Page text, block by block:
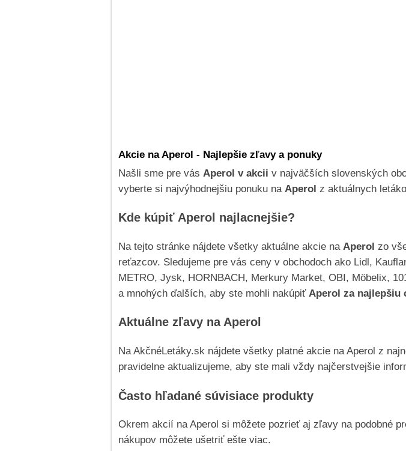
Akcie na Aperol - Najlepšie zľavy a ponuky
Našli sme pre vás Aperol v akcii v najväčších slovenských
vyberte si najvýhodnejšiu ponuku na Aperol z aktuálnych
Kde kúpiť Aperol najlacnejšie?
Na tejto stránke nájdete všetky aktuálne akcie na Aperol zo
reťazcov. Sledujeme pre vás ceny v obchodoch ako Lidl,
METRO, Jysk, HORNBACH, Merkury Market, OBI, Möbelix,
a mnohých ďalších, aby ste mohli nakúpiť Aperol za najlepšiu
Aktuálne zľavy na Aperol
Na AkčnéLetáky.sk nájdete všetky platné akcie na Aperol z
pravidelne aktualizujeme, aby ste mali vždy najčerstvejšie
Často hľadané súvisiace produkty
Okrem akcií na Aperol si môžete pozrieť aj zľavy na podobné
nákupov môžete ušetriť ešte viac.